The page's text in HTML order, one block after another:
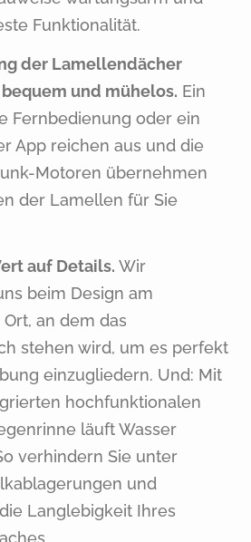
Funktionalität.
der Lamellendächer
und mühelos. Ein
Fernbedienung oder ein
App reichen aus und die
Motoren übernehmen
der Lamellen für Sie
auf Details. Wir
beim Design am
an dem das
stehen wird, um es perfekt
einzugliedern. Und: Mit
hochfunktionalen
läuft Wasser
verhindern Sie unter
und
Langlebigkeit Ihres